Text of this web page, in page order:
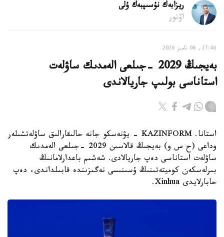
ريزابەك نۇسىپبەك ۇلى
اۆتور
17:46, 06 تامىز 2026
بەيجىڭ 2029 -جىلعى الەمدىك ساۋلەت
استاناسى بولىپ جاريالاندى
استانا. KAZINFORM - يۋنەسكو جانە حالىقارالىق ساۋلەتشىلەر
وداعى (ح س و) بەيجىڭ قالاسىن 2029 -جىلعى الەمدىك
ساۋلەت استاناسى دەپ جاريالادى. شەشىم باعدارلامانىڭ
بىرلەسكەن كوميتەتىنىڭ ۇسىنىسى نەگىزىندە قابىلداندى، دەپ
حابارلايدى Xinhua.